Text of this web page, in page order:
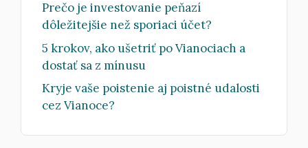
Prečo je investovanie peňazí
dôležitejšie než sporiaci účet?
5 krokov, ako ušetriť po Vianociach a
dostať sa z mínusu
Kryje vaše poistenie aj poistné udalosti
cez Vianoce?